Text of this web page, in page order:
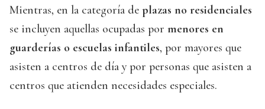
Mientras, en la categoría de plazas no residenciales
se incluyen aquellas ocupadas por menores en
guarderías o escuelas infantiles, por mayores que
asisten a centros de día y por personas que asisten a
centros que atienden necesidades especiales.